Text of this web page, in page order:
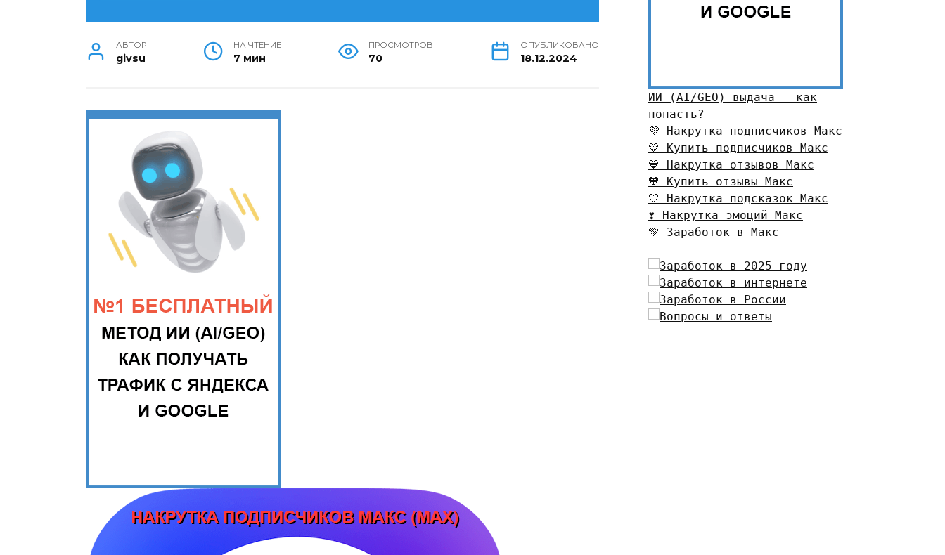
АВТОР
givsu
НА ЧТЕНИЕ
7 мин
ПРОСМОТРОВ
70
ОПУБЛИКОВАНО
18.12.2024
ИИ (AI/GEO) выдача - как
попасть?
💜 Накрутка подписчиков Макс
💛 Купить подписчиков Макс
💙 Накрутка отзывов Макс
🧡 Купить отзывы Макс
🤍 Накрутка подсказок Макс
❣️ Накрутка эмоций Макс
💚 Заработок в Макс